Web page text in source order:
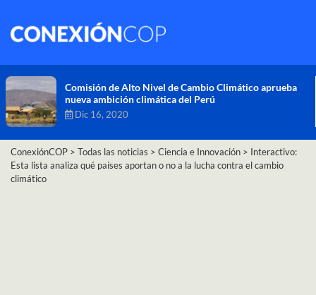
Comisión de Alto Nivel de Cambio Climático aprueba
nueva ambición climática del Perú
Dic 16, 2020
ConexiónCOP > Todas las noticias > Ciencia e Innovación > Interactivo:
Esta lista analiza qué países aportan o no a la lucha contra el cambio
climático